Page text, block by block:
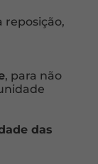
reposição,
, para não
das